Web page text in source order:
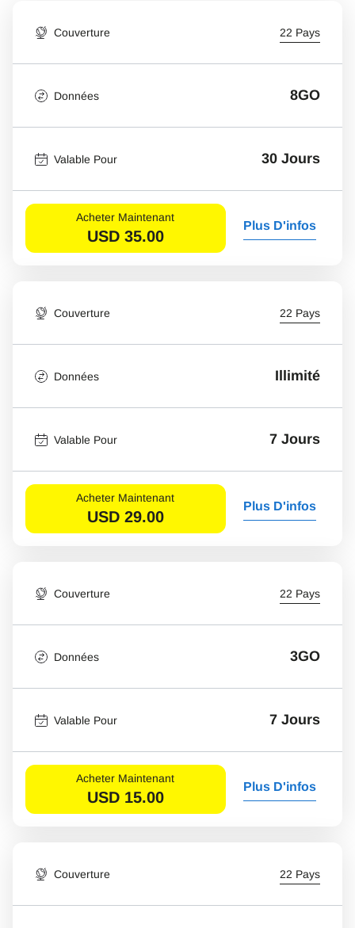
Couverture 22 Pays
Données 8GO
Valable Pour 30 Jours
Acheter Maintenant
USD 35.00
Plus D'infos
Couverture 22 Pays
Données Illimité
Valable Pour 7 Jours
Acheter Maintenant
USD 29.00
Plus D'infos
Couverture 22 Pays
Données 3GO
Valable Pour 7 Jours
Acheter Maintenant
USD 15.00
Plus D'infos
Couverture 22 Pays